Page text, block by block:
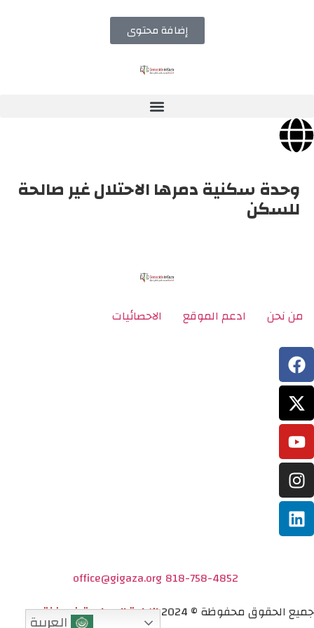
إضافة محتوى
وحدة سكنية دمرها الاحتلال غير صالحة
للسكن
من نحن ادعم الموقع الاحصائيات
818-758-4852
office@gigaza.org
جميع الحقوق محفوظة © 2024
الإبادة الجماعية في غزة
العربية